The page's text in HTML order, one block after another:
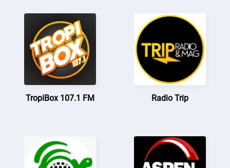
TropiBox 107.1 FM Radio Trip